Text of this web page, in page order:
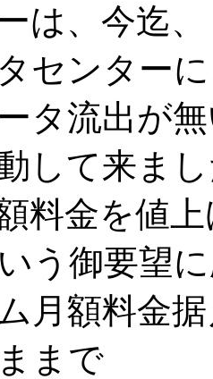
は、今迄
センター
タ流出が
して来ま
料金を値
う御要望
月額料金
まで